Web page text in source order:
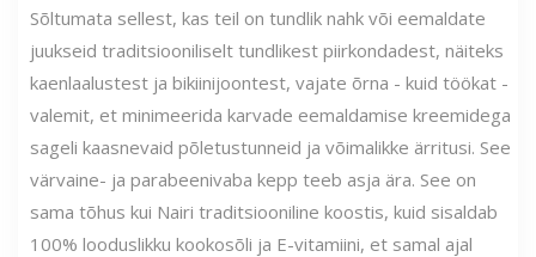
Sõltumata sellest, kas teil on tundlik nahk või eemaldate
juukseid traditsiooniliselt tundlikest piirkondadest, näiteks
kaenlaalustest ja bikiinijoontest, vajate õrna - kuid töökat -
valemit, et minimeerida karvade eemaldamise kreemidega
sageli kaasnevaid põletustunneid ja võimalikke ärritusi. See
värvaine- ja parabeenivaba kepp teeb asja ära. See on
sama tõhus kui Nairi traditsiooniline koostis, kuid sisaldab
100% looduslikku kookosõli ja E-vitamiini, et samal ajal